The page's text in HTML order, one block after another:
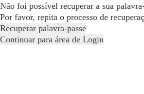
Não foi possível recuperar a sua
Por favor, repita o processo de
Recuperar palavra-passe
Continuar para área de Login